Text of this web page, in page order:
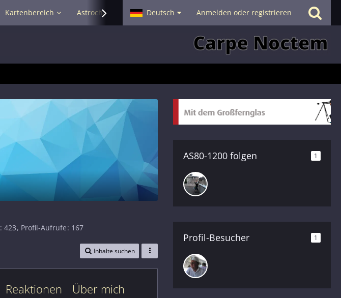
Kartenbereich Astrochat - Smalltalk Hilfe
Deutsch Anmelden oder registrieren
423 Profil-Aufrufe 167
Inhalte suchen
Reaktionen Über mich
AS80-1200 folgen 1
Profil-Besucher 1